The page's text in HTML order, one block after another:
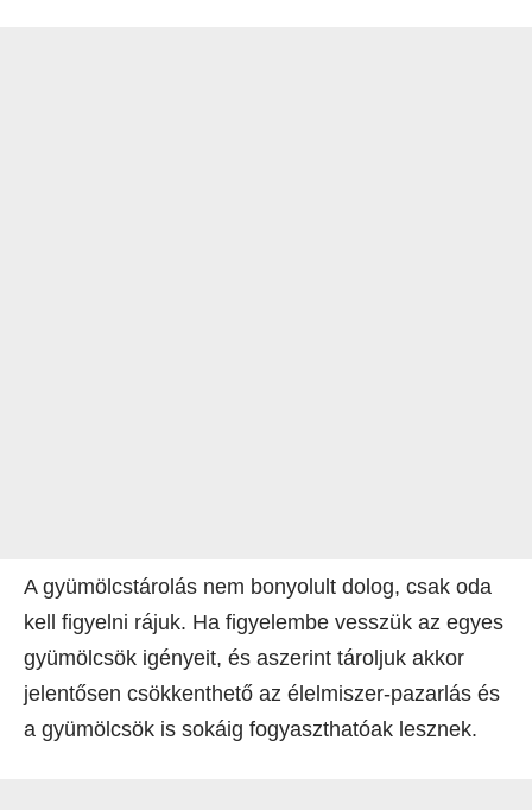
A gyümölcstárolás nem bonyolult dolog, csak oda
kell figyelni rájuk. Ha figyelembe vesszük az egyes
gyümölcsök igényeit, és aszerint tároljuk akkor
jelentősen csökkenthető az élelmiszer-pazarlás és
a gyümölcsök is sokáig fogyaszthatóak lesznek.